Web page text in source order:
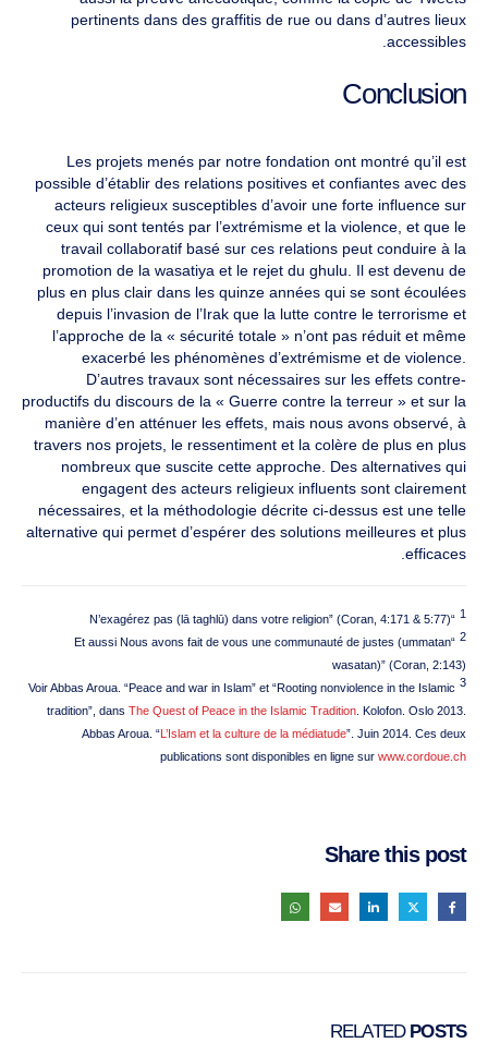
pertinents dans des graffitis de rue ou dans d’autres lieux
accessibles.
Conclusion
Les projets menés par notre fondation ont montré qu’il est
possible d’établir des relations positives et confiantes avec des
acteurs religieux susceptibles d’avoir une forte influence sur
ceux qui sont tentés par l’extrémisme et la violence, et que le
travail collaboratif basé sur ces relations peut conduire à la
promotion de la wasatiya et le rejet du ghulu. Il est devenu de
plus en plus clair dans les quinze années qui se sont écoulées
depuis l’invasion de l’Irak que la lutte contre le terrorisme et
l’approche de la « sécurité totale » n’ont pas réduit et même
exacerbé les phénomènes d’extrémisme et de violence.
D’autres travaux sont nécessaires sur les effets contre-
productifs du discours de la « Guerre contre la terreur » et sur la
manière d’en atténuer les effets, mais nous avons observé, à
travers nos projets, le ressentiment et la colère de plus en plus
nombreux que suscite cette approche. Des alternatives qui
engagent des acteurs religieux influents sont clairement
nécessaires, et la méthodologie décrite ci-dessus est une telle
alternative qui permet d’espérer des solutions meilleures et plus
efficaces.
1
“N’exagérez pas (lā taghlū) dans votre religion” (Coran, 4:171 & 5:77)
2
“Et aussi Nous avons fait de vous une communauté de justes (ummatan
wasatan)” (Coran, 2:143)
3
Voir Abbas Aroua. “Peace and war in Islam” et “Rooting nonviolence in the Islamic
tradition”, dans The Quest of Peace in the Islamic Tradition . Kolofon. Oslo 2013.
Abbas Aroua. “ L’Islam et la culture de la médiatude”. Juin 2014. Ces deux
publications sont disponibles en ligne sur www.cordoue.ch
Share this post
RELATED POSTS